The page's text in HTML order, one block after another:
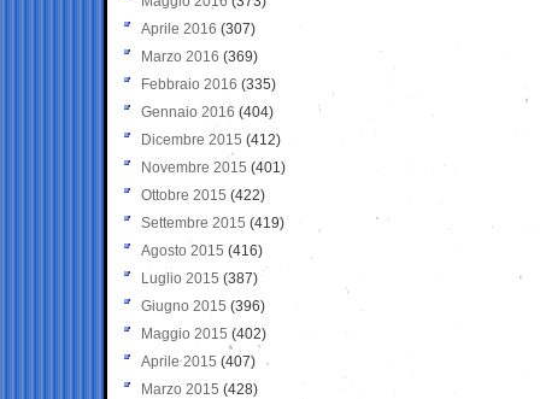
Aprile 2016 (307)
Marzo 2016 (369)
Febbraio 2016 (335)
Gennaio 2016 (404)
Dicembre 2015 (412)
Novembre 2015 (401)
Ottobre 2015 (422)
Settembre 2015 (419)
Agosto 2015 (416)
Luglio 2015 (387)
Giugno 2015 (396)
Maggio 2015 (402)
Aprile 2015 (407)
Marzo 2015 (428)